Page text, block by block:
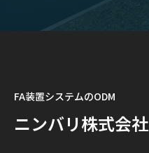
FA装置システムのODM
ニンバリ株式会社